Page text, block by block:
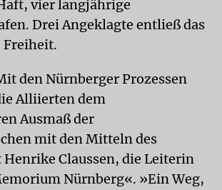
vier langjährige
Drei Angeklagte entließ das
Freiheit.
den Nürnberger Prozessen
Alliierten dem
Ausmaß der
mit den Mitteln des
Henrike Claussen, die Leiterin
Nürnberg«. »Ein Weg,